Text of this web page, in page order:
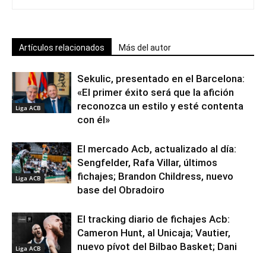
Artículos relacionados Más del autor
Liga ACB
Sekulic, presentado en el Barcelona:
«El primer éxito será que la afición
reconozca un estilo y esté contenta
con él»
Liga ACB
El mercado Acb, actualizado al día:
Sengfelder, Rafa Villar, últimos
fichajes; Brandon Childress, nuevo
base del Obradoiro
Liga ACB
El tracking diario de fichajes Acb:
Cameron Hunt, al Unicaja; Vautier,
nuevo pívot del Bilbao Basket; Dani